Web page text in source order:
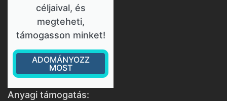
céljaival, és
megteheti,
támogasson minket!
ADOMÁNYOZZ
MOST
Anyagi támogatás: